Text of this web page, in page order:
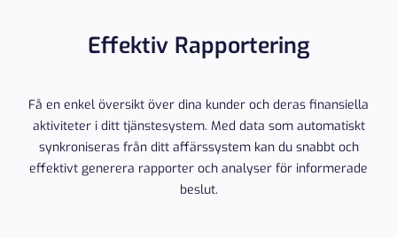
Effektiv Rapportering
Få en enkel översikt över dina kunder och deras finansiella
aktiviteter i ditt tjänstesystem. Med data som automatiskt
synkroniseras från ditt affärssystem kan du snabbt och
effektivt generera rapporter och analyser för informerade
beslut.